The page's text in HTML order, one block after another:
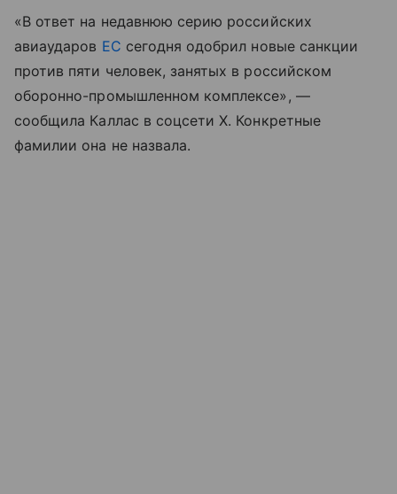
«В ответ на недавнюю серию российских
авиаударов ЕС сегодня одобрил новые санкции
против пяти человек, занятых в российском
оборонно-промышленном комплексе», —
сообщила Каллас в соцсети X. Конкретные
фамилии она не назвала.